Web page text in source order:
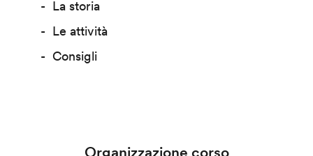
La storia
Le attività
Consigli
Organizzazione corso